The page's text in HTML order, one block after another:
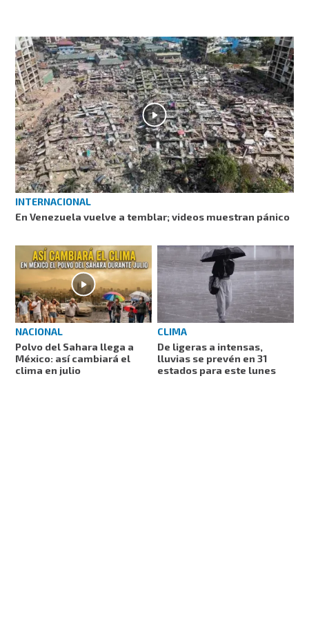
INTERNACIONAL
En Venezuela vuelve a temblar; videos muestran pánico
NACIONAL
Polvo del Sahara llega a
México: así cambiará el
clima en julio
CLIMA
De ligeras a intensas,
lluvias se prevén en 31
estados para este lunes